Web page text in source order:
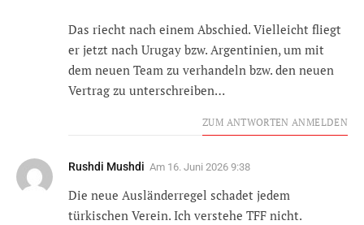
Das riecht nach einem Abschied. Vielleicht fliegt
er jetzt nach Urugay bzw. Argentinien, um mit
dem neuen Team zu verhandeln bzw. den neuen
Vertrag zu unterschreiben…
ZUM ANTWORTEN ANMELDEN
Rushdi Mushdi Am 16. Juni 2026 9:38
Die neue Ausländerregel schadet jedem
türkischen Verein. Ich verstehe TFF nicht.